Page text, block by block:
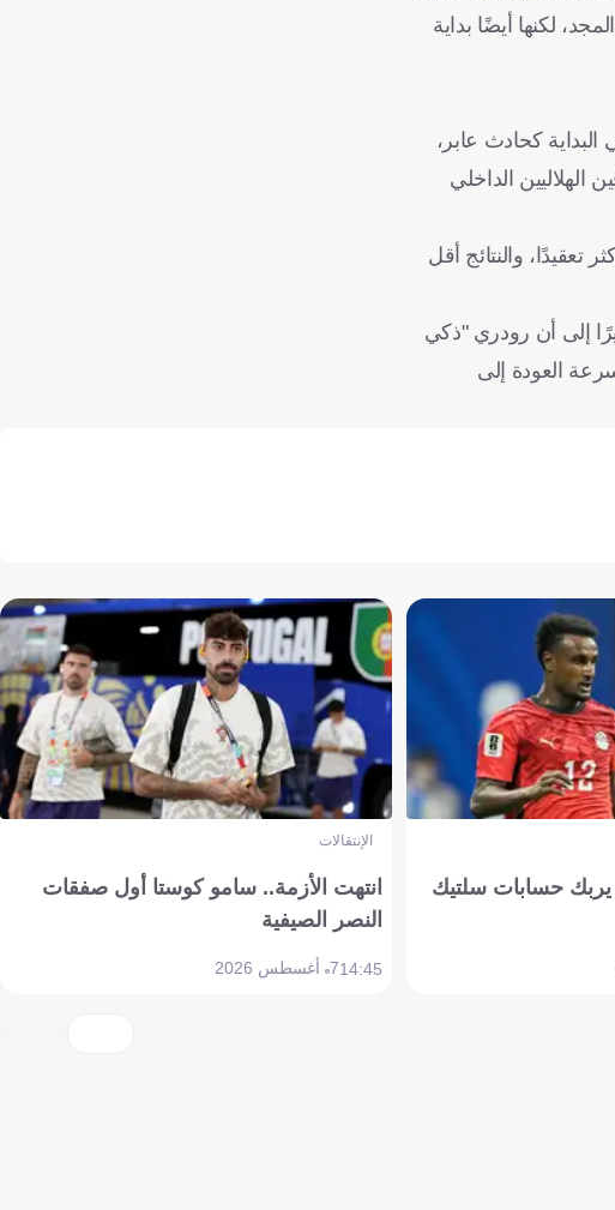
عام 1960 يحققها. كانت تلك ذروة المجد، لكنها أيضًا بداية
البداية كحادث عابر،
الداخلي
والنتائج أقل
إلى أن رودري "ذكي
العودة إلى
حسابات سلتيك
الإنتقالات
انتهت الأزمة.. سامو كوستا أول صفقات
النصر الصيفية
14:457 أغسطس 2026